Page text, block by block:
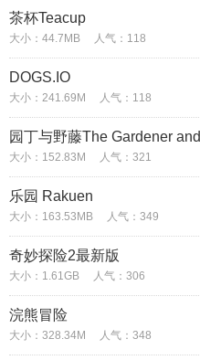
茶杯Teacup
大小：44.7MB 人气：118
DOGS.IO
大小：241.69M 人气：118
园丁与野藤The Gardener
大小：152.83M 人气：321
乐园 Rakuen
大小：163.53MB 人气：349
奇妙探险2最新版
大小：1.61GB 人气：306
浣熊冒险
大小：328.34M 人气：348